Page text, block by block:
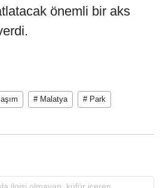
önemli bir aks
# Malatya # Park